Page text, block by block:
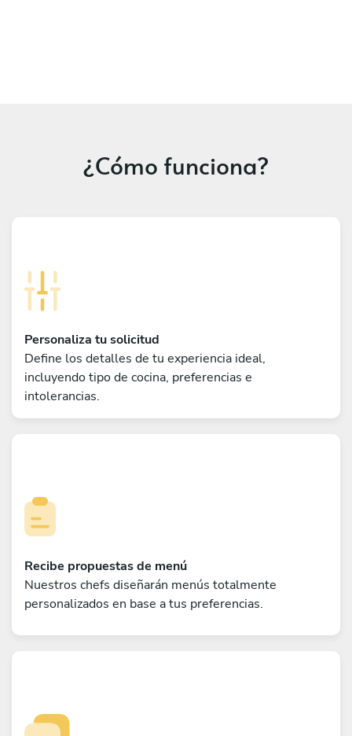
¿Cómo funciona?
Personaliza tu solicitud
Define los detalles de tu experiencia ideal,
incluyendo tipo de cocina, preferencias e
intolerancias.
Recibe propuestas de menú
Nuestros chefs diseñarán menús totalmente
personalizados en base a tus preferencias.